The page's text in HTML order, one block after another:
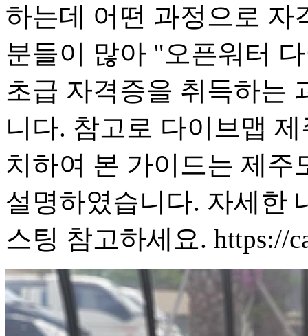
하는데 어떤 과정으로 자
분들이 많아 "오픈워터
초급 자격증을 취득하는
니다. 참고로 다이브맵
치하여 본 가이드는 제주
설명하였습니다. 자세한
스팅 참고하세요. https://